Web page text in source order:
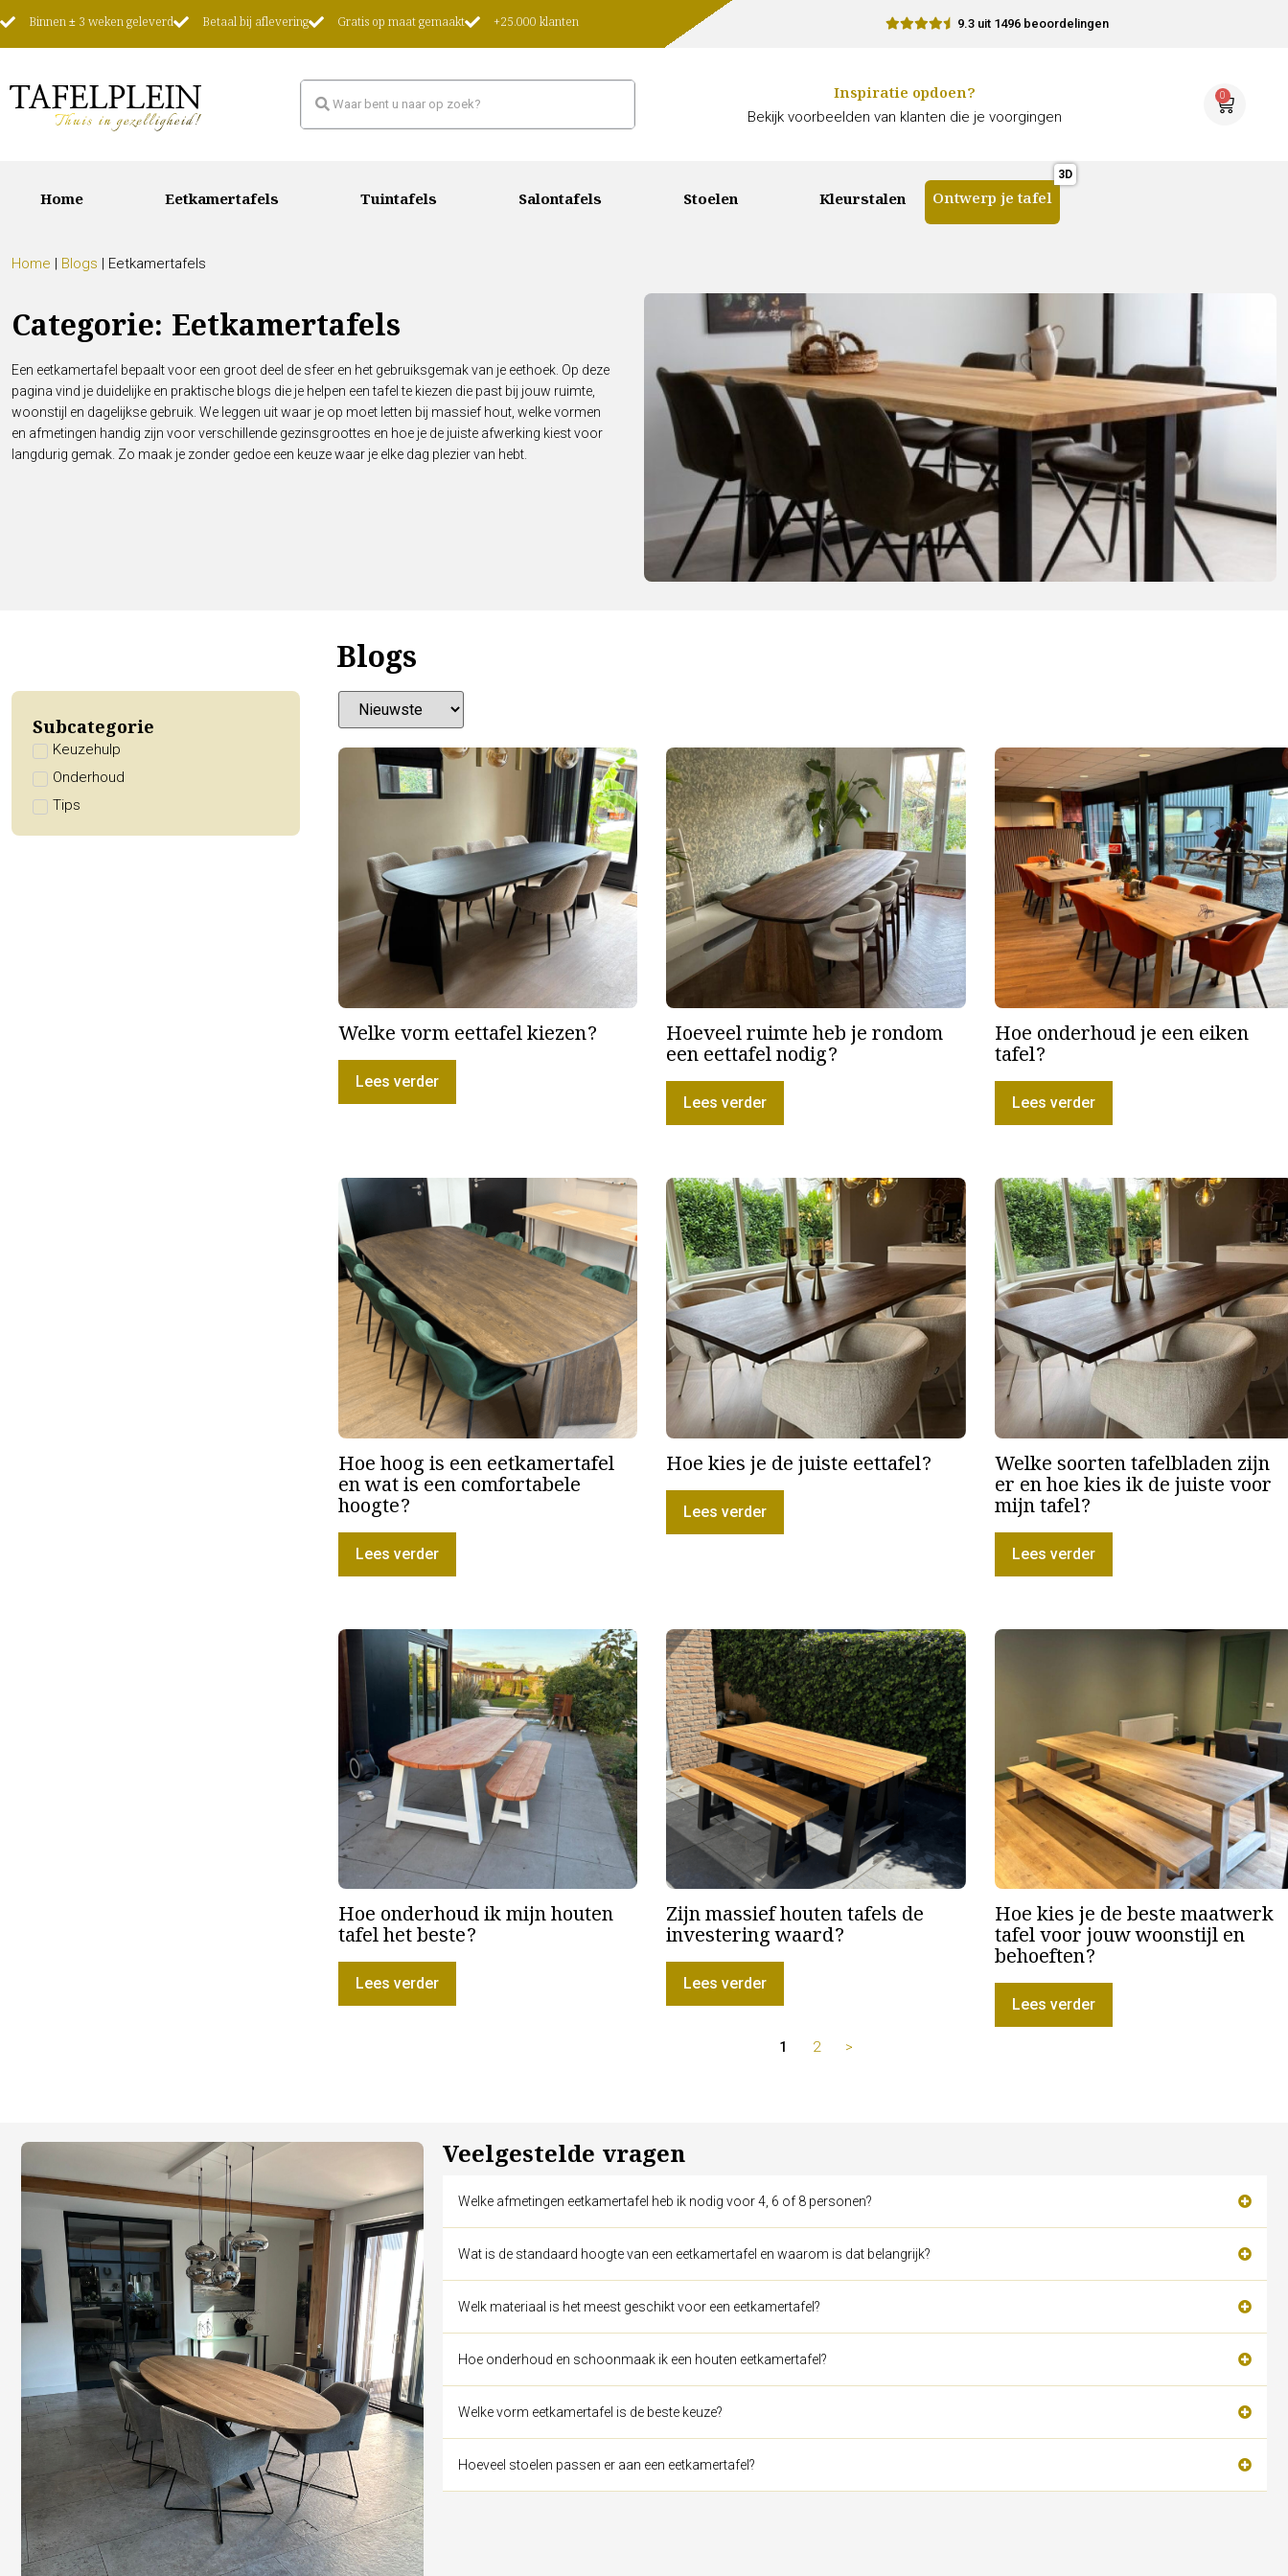
Binnen ± 3 weken geleverd Betaal bij aflevering Gratis op maat gemaakt +25.000 klanten 9.3 uit 1496 beoordelingen
Inspiratie opdoen?
Bekijk voorbeelden van klanten die je voorgingen
0
Home Eetkamertafels Tuintafels Salontafels Stoelen Kleurstalen Ontwerp je tafel
Home Blogs Eetkamertafels
Categorie: Eetkamertafels
Een eetkamertafel bepaalt voor een groot deel de sfeer en het gebruiksgemak van je eethoek. Op deze
pagina vind je duidelijke en praktische blogs die je helpen een tafel te kiezen die past bij jouw ruimte,
woonstijl en dagelijkse gebruik. We leggen uit waar je op moet letten bij massief hout, welke vormen
en afmetingen handig zijn voor verschillende gezinsgroottes en hoe je de juiste afwerking kiest voor
langdurig gemak. Zo maak je zonder gedoe een keuze waar je elke dag plezier van hebt.
Blogs
Subcategorie
Keuzehulp
Onderhoud
Tips
Welke vorm eettafel kiezen?
Lees verder
Hoeveel ruimte heb je rondom
een eettafel nodig?
Lees verder
Hoe onderhoud je een eiken
tafel?
Lees verder
Hoe hoog is een eetkamertafel
en wat is een comfortabele
hoogte?
Lees verder
Hoe kies je de juiste eettafel?
Lees verder
Welke soorten tafelbladen zijn
er en hoe kies ik de juiste voor
mijn tafel?
Lees verder
Hoe onderhoud ik mijn houten
tafel het beste?
Lees verder
Zijn massief houten tafels de
investering waard?
Lees verder
Hoe kies je de beste maatwerk
tafel voor jouw woonstijl en
behoeften?
Lees verder
1 2 >
Veelgestelde vragen
Welke afmetingen eetkamertafel heb ik nodig voor 4, 6 of 8 personen?
Wat is de standaard hoogte van een eetkamertafel en waarom is dat belangrijk?
Welk materiaal is het meest geschikt voor een eetkamertafel?
Hoe onderhoud en schoonmaak ik een houten eetkamertafel?
Welke vorm eetkamertafel is de beste keuze?
Hoeveel stoelen passen er aan een eetkamertafel?